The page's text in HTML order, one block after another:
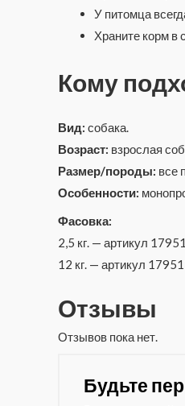
У питомца
Храните корм в
Кому
Вид: собака.
Возраст: взрослая
Размер/породы: все
Особенности:
Фасовка:
2,5 кг. — артикул
12 кг. — артикул
Отзывы
Отзывов пока нет.
Будьте